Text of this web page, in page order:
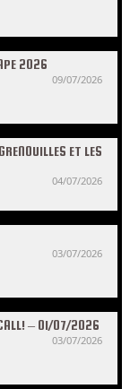
2026
09/07/2026
ET LES
04/07/2026
03/07/2026
– 01/07/2026
03/07/2026